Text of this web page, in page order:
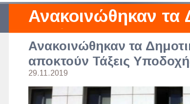
Ανακοινώθηκαν τα
σχολεία που
Υποδοχής μαθητών
Ανακοινώθηκαν τα
αποκτούν Τάξεις
29.11.2019